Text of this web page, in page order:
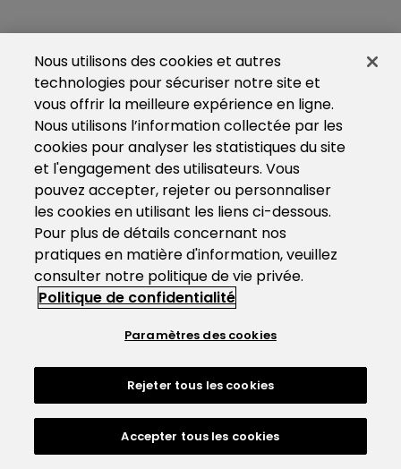
Nous utilisons des cookies et autres
technologies pour sécuriser notre site et
vous offrir la meilleure expérience en ligne.
Nous utilisons l’information collectée par les
cookies pour analyser les statistiques du site
et l'engagement des utilisateurs. Vous
pouvez accepter, rejeter ou personnaliser
les cookies en utilisant les liens ci-dessous.
Pour plus de détails concernant nos
pratiques en matière d'information, veuillez
consulter notre politique de vie privée.
Politique de confidentialité
Paramètres des cookies
Rejeter tous les cookies
Accepter tous les cookies